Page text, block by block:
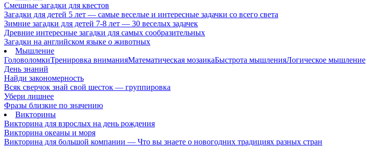
Смешные загадки для квестов
Загадки для детей 5 лет — самые веселые и интересные задачки со всего света
Зимние загадки для детей 7-8 лет — 30 веселых задачек
Древние интересные загадки для самых сообразительных
Загадки на английском языке о животных
Мышление
ГоловоломкиТренировка вниманияМатематическая мозаикаБыстрота мышленияЛогическое мышление
День знаний
Найди закономерность
Всяк сверчок знай свой шесток — группировка
Убери лишнее
Фразы близкие по значению
Викторины
Викторина для взрослых на день рождения
Викторина океаны и моря
Викторина для большой компании — Что вы знаете о новогодних традициях разных стран